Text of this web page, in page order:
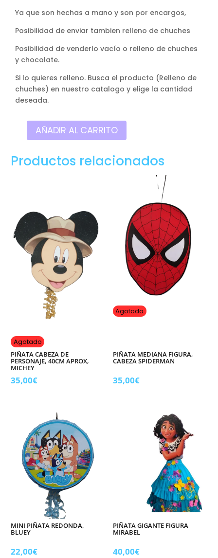
Ya que son hechas a mano y son por encargos,
Posibilidad de enviar tambien relleno de chuches
Posibilidad de venderlo vacío o relleno de chuches
y chocolate.
Si lo quieres relleno. Busca el producto (Relleno de
chuches) en nuestro catalogo y elige la cantidad
deseada.
redonda
Avatar
cantidad
AÑADIR AL CARRITO
Productos relacionados
Agotado
PIÑATA CABEZA DE
PERSONAJE, 40CM APROX,
MICHEY
35,00€
Agotado
PIÑATA MEDIANA FIGURA,
CABEZA SPIDERMAN
35,00€
MINI PIÑATA REDONDA,
BLUEY
22,00€
PIÑATA GIGANTE FIGURA
MIRABEL
40,00€